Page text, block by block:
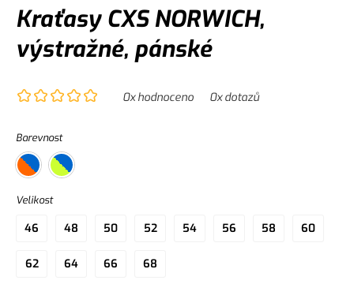
Kraťasy CXS NORWICH,
výstražné, pánské
0x hodnoceno 0x dotazů
Barevnost
Velikost
46 48 50 52 54 56 58 60
62 64 66 68